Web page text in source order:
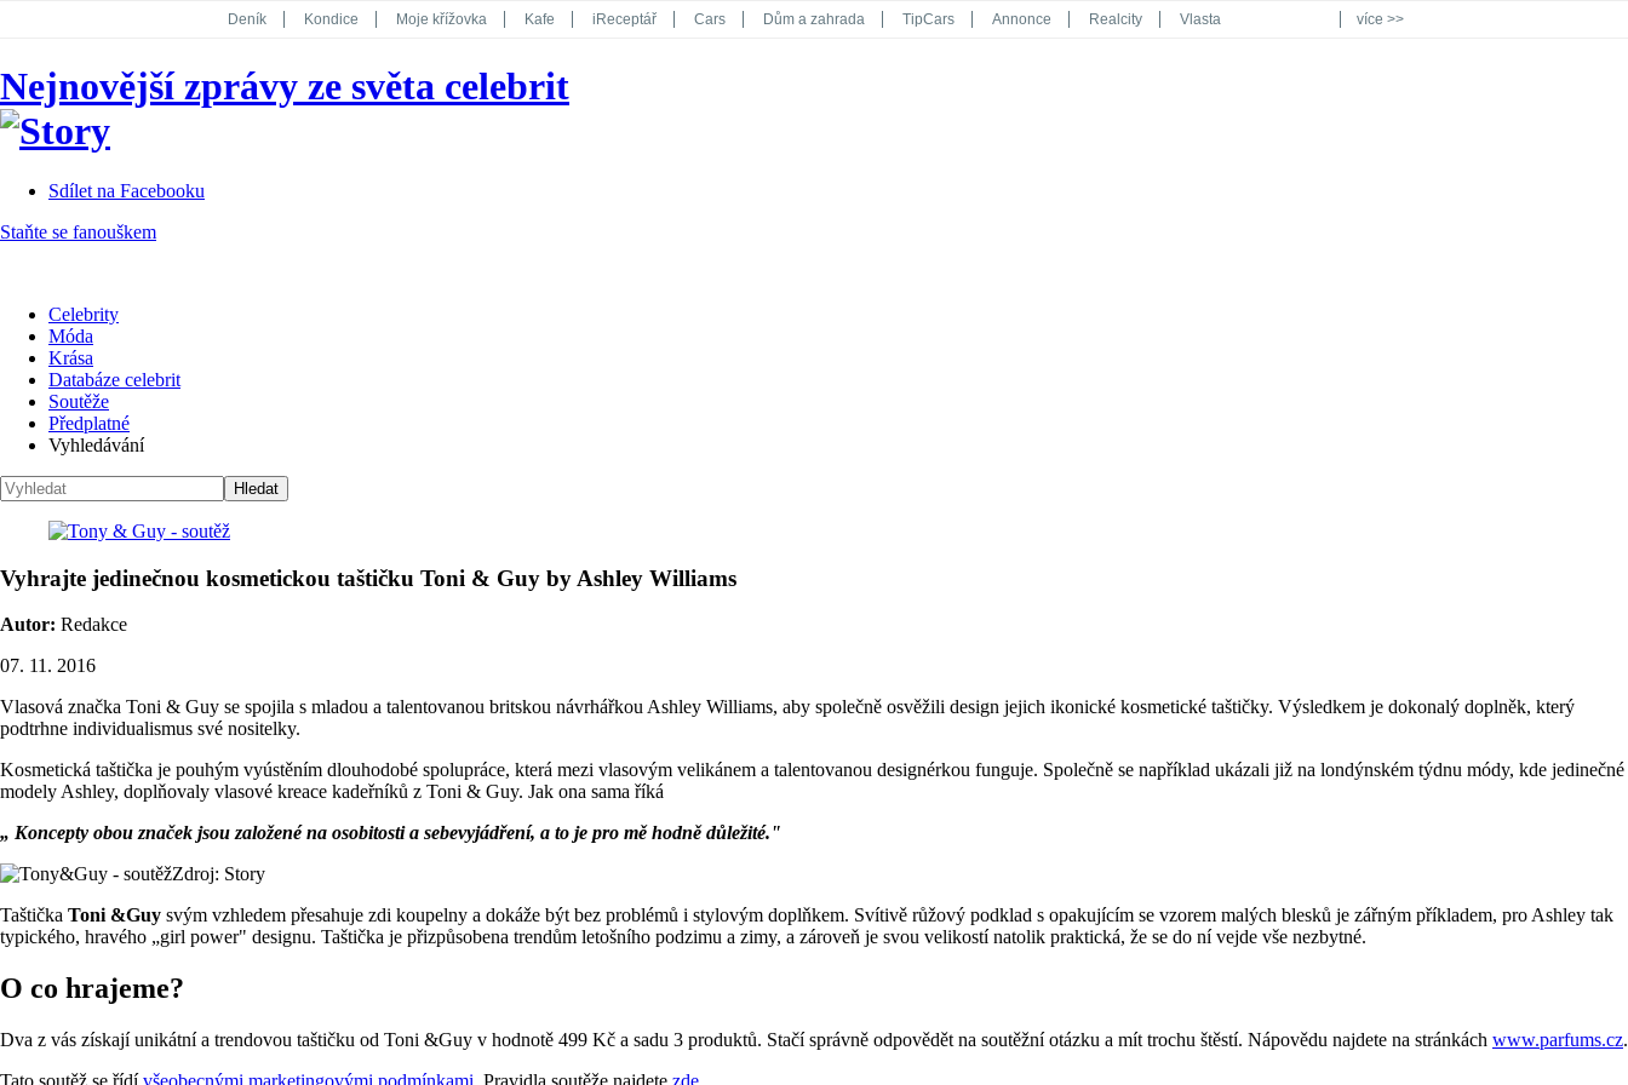
Deník Kondice Moje křížovka Kafe iReceptář Cars Dům a zahrada TipCars Annonce Realcity Vlasta
Koktejl
více >>
Nejnovější zprávy ze světa celebrit
Sdílet na Facebooku
Staňte se fanouškem
Celebrity
Móda
Krása
Databáze celebrit
Soutěže
Předplatné
Vyhledávání
Vyhrajte jedinečnou kosmetickou taštičku Toni & Guy by Ashley Williams
Autor: Redakce
07. 11. 2016
Vlasová značka Toni & Guy se spojila s mladou a talentovanou britskou návrhářkou Ashley Williams, aby společně osvěžili design jejich ikonické kosmetické taštičky. Výsledkem je dokonalý doplněk, který
podtrhne individualismus své nositelky.
Kosmetická taštička je pouhým vyústěním dlouhodobé spolupráce, která mezi vlasovým velikánem a talentovanou designérkou funguje. Společně se například ukázali již na londýnském týdnu módy, kde jedinečné
modely Ashley, doplňovaly vlasové kreace kadeřníků z Toni & Guy. Jak ona sama říká
„ Koncepty obou značek jsou založené na osobitosti a sebevyjádření, a to je pro mě hodně důležité."
Zdroj: Story
Taštička Toni &Guy svým vzhledem přesahuje zdi koupelny a dokáže být bez problémů i stylovým doplňkem. Svítivě růžový podklad s opakujícím se vzorem malých blesků je zářným příkladem, pro Ashley tak
typického, hravého „girl power" designu. Taštička je přizpůsobena trendům letošního podzimu a zimy, a zároveň je svou velikostí natolik praktická, že se do ní vejde vše nezbytné.
O co hrajeme?
Dva z vás získají unikátní a trendovou taštičku od Toni &Guy v hodnotě 499 Kč a sadu 3 produktů. Stačí správně odpovědět na soutěžní otázku a mít trochu štěstí. Nápovědu najdete na stránkách www.parfums.cz.